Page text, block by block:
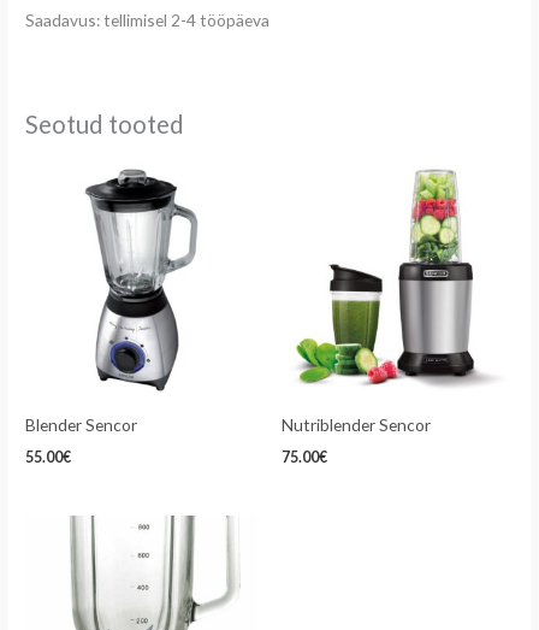
Saadavus: tellimisel 2-4 tööpäeva
Seotud tooted
Blender Sencor
55.00€
Nutriblender Sencor
75.00€